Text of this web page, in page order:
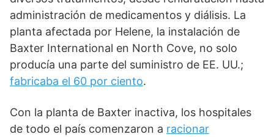
administración de medicamentos y diálisis. La
planta afectada por Helene, la instalación de
Baxter International en North Cove, no solo
producía una parte del suministro de EE. UU.;
fabricaba el 60 por ciento.
Con la planta de Baxter inactiva, los hospitales
de todo el país comenzaron a racionar